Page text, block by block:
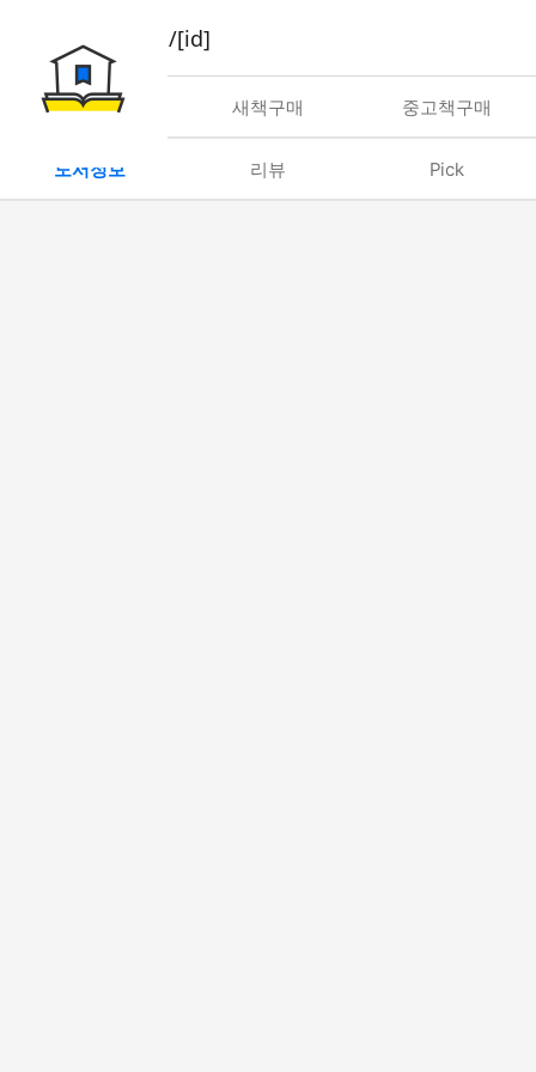
book/rent/[id]
대여 새책구매 중고책구매
도서정보 리뷰 Pick